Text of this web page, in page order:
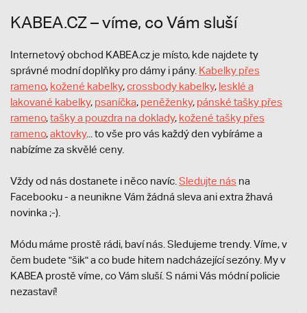
KABEA.CZ – víme, co Vám sluší
Internetový obchod KABEA.cz je místo, kde najdete ty
správné modní doplňky pro dámy i pány. Kabelky přes
rameno, kožené kabelky,crossbody kabelky, lesklé a
lakované kabelky, psaníčka, peněženky, pánské tašky přes
rameno,tašky a pouzdra na doklady, kožené tašky přes
rameno,aktovky... to vše pro vás každý den vybíráme a
nabízíme za skvělé ceny.
Vždy od nás dostanete i něco navíc. Sledujte nás na
Facebooku - a neunikne Vám žádná sleva ani extra žhavá
novinka ;-).
Módu máme prostě rádi, baví nás. Sledujeme trendy. Víme, v
čem budete "šik" a co bude hitem nadcházející sezóny. My v
KABEA prostě víme, co Vám sluší. S námi Vás módní policie
nezastaví!